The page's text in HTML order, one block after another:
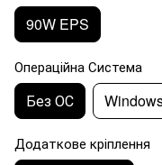
90W EPS
Операційна Система
Без ОС
Додаткове кріплення